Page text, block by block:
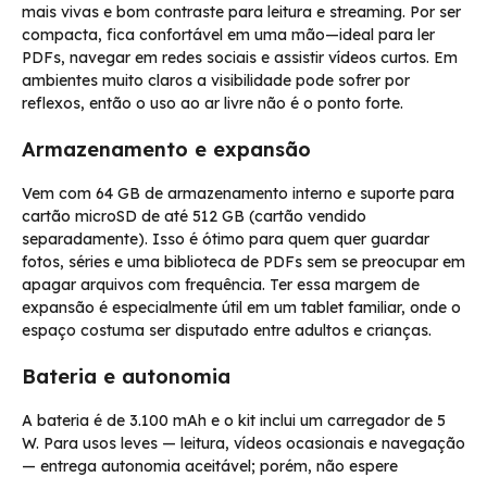
mais vivas e bom contraste para leitura e streaming. Por ser
compacta, fica confortável em uma mão—ideal para ler
PDFs, navegar em redes sociais e assistir vídeos curtos. Em
ambientes muito claros a visibilidade pode sofrer por
reflexos, então o uso ao ar livre não é o ponto forte.
Armazenamento e expansão
Vem com 64 GB de armazenamento interno e suporte para
cartão microSD de até 512 GB (cartão vendido
separadamente). Isso é ótimo para quem quer guardar
fotos, séries e uma biblioteca de PDFs sem se preocupar em
apagar arquivos com frequência. Ter essa margem de
expansão é especialmente útil em um tablet familiar, onde o
espaço costuma ser disputado entre adultos e crianças.
Bateria e autonomia
A bateria é de 3.100 mAh e o kit inclui um carregador de 5
W. Para usos leves — leitura, vídeos ocasionais e navegação
— entrega autonomia aceitável; porém, não espere